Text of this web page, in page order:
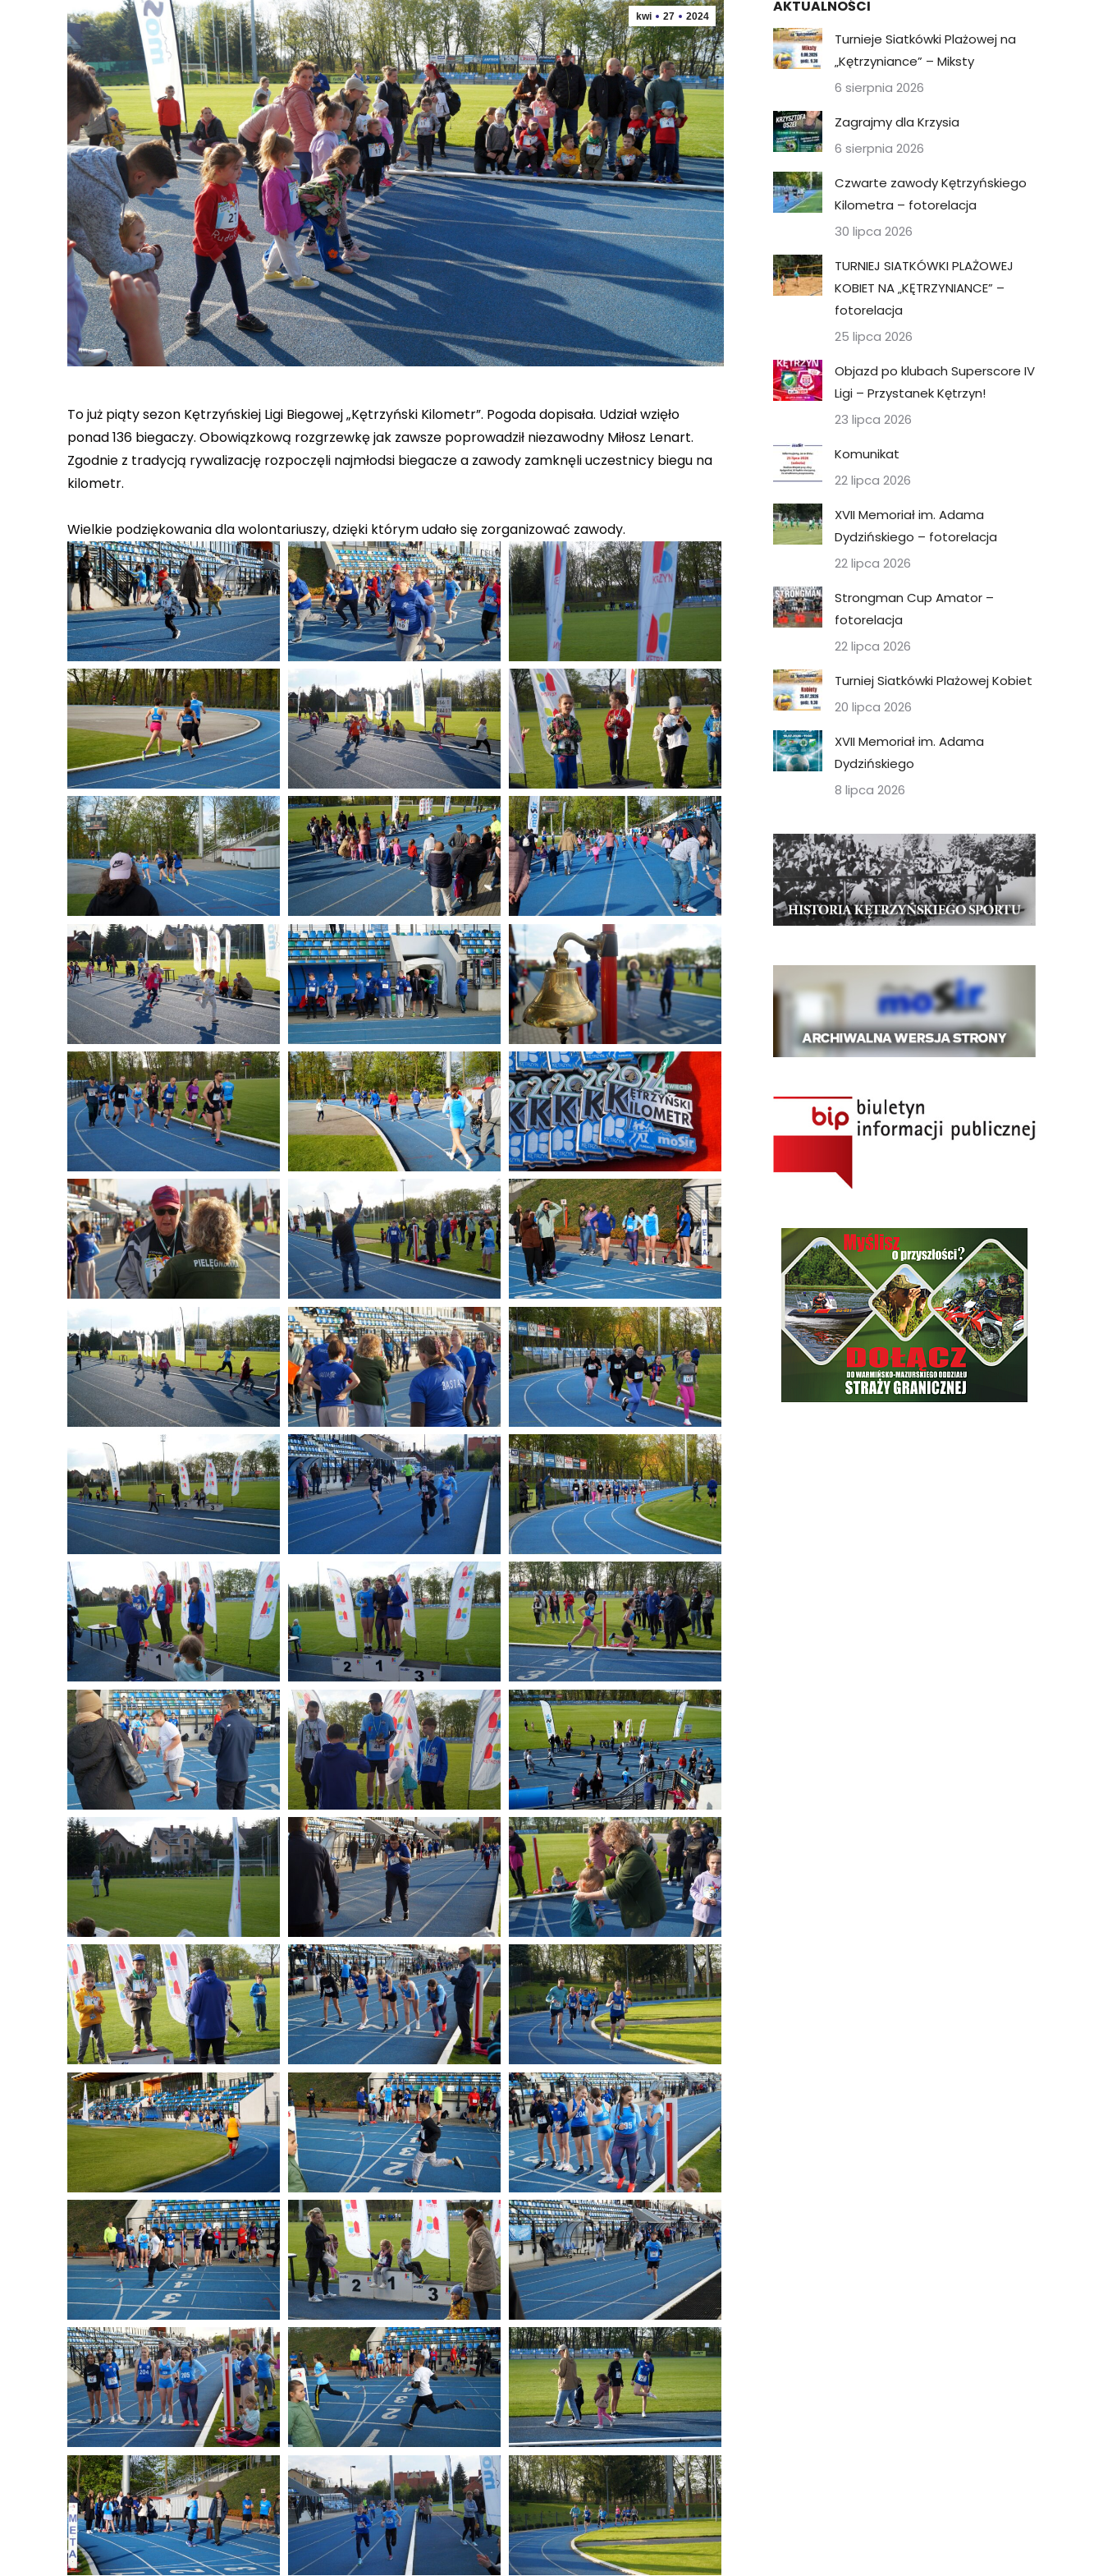
kwi 27 2024
To już piąty sezon Kętrzyńskiej Ligi Biegowej „Kętrzyński Kilometr”. Pogoda dopisała. Udział wzięło
ponad 136 biegaczy. Obowiązkową rozgrzewkę jak zawsze poprowadził niezawodny Miłosz Lenart.
Zgodnie z tradycją rywalizację rozpoczęli najmłodsi biegacze a zawody zamknęli uczestnicy biegu na
kilometr.
Wielkie podziękowania dla wolontariuszy, dzięki którym udało się zorganizować zawody.
AKTUALNOŚCI
Turnieje Siatkówki Plażowej na
„Kętrzyniance” – Miksty
6 sierpnia 2026
Zagrajmy dla Krzysia
6 sierpnia 2026
Czwarte zawody Kętrzyńskiego
Kilometra – fotorelacja
30 lipca 2026
TURNIEJ SIATKÓWKI PLAŻOWEJ
KOBIET NA „KĘTRZYNIANCE” –
fotorelacja
25 lipca 2026
Objazd po klubach Superscore IV
Ligi – Przystanek Kętrzyn!
23 lipca 2026
Komunikat
22 lipca 2026
XVII Memoriał im. Adama
Dydzińskiego – fotorelacja
22 lipca 2026
Strongman Cup Amator –
fotorelacja
22 lipca 2026
Turniej Siatkówki Plażowej Kobiet
20 lipca 2026
XVII Memoriał im. Adama
Dydzińskiego
8 lipca 2026